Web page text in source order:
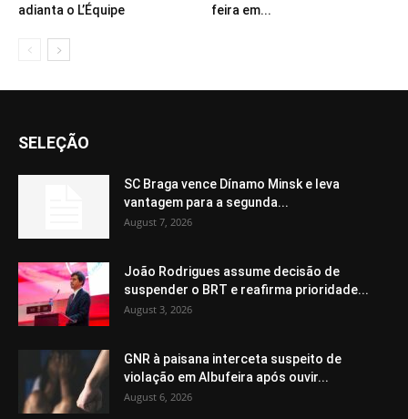
adianta o L’Équipe
feira em...
SELEÇÃO
SC Braga vence Dínamo Minsk e leva
vantagem para a segunda...
August 7, 2026
João Rodrigues assume decisão de
suspender o BRT e reafirma prioridade...
August 3, 2026
GNR à paisana interceta suspeito de
violação em Albufeira após ouvir...
August 6, 2026